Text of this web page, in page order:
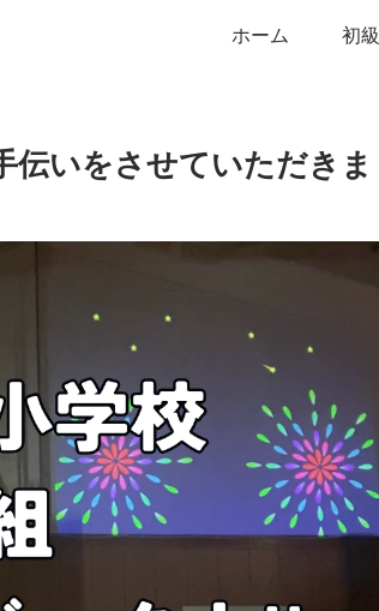
ホーム 初級
伝いをさせていただきま